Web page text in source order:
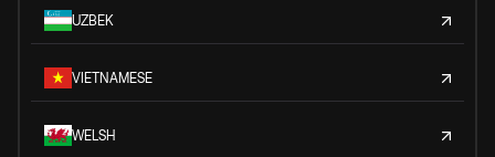
UZBEK
VIETNAMESE
WELSH